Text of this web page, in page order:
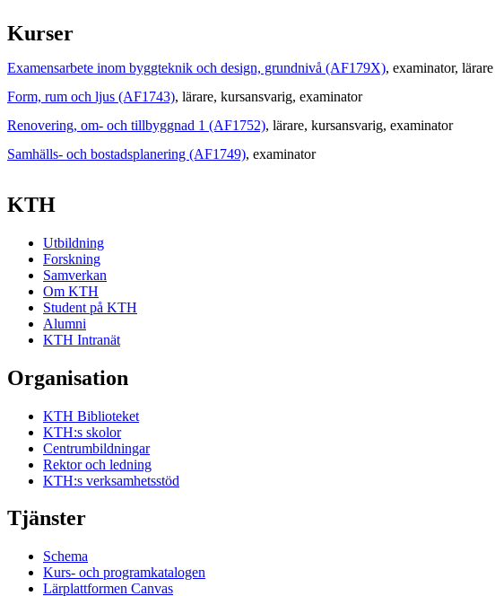
Kurser
Examensarbete inom byggteknik och design, grundnivå (AF179X), examinator, lärare
Form, rum och ljus (AF1743), lärare, kursansvarig, examinator
Renovering, om- och tillbyggnad 1 (AF1752), lärare, kursansvarig, examinator
Samhälls- och bostadsplanering (AF1749), examinator
KTH
Utbildning
Forskning
Samverkan
Om KTH
Student på KTH
Alumni
KTH Intranät
Organisation
KTH Biblioteket
KTH:s skolor
Centrumbildningar
Rektor och ledning
KTH:s verksamhetsstöd
Tjänster
Schema
Kurs- och programkatalogen
Lärplattformen Canvas